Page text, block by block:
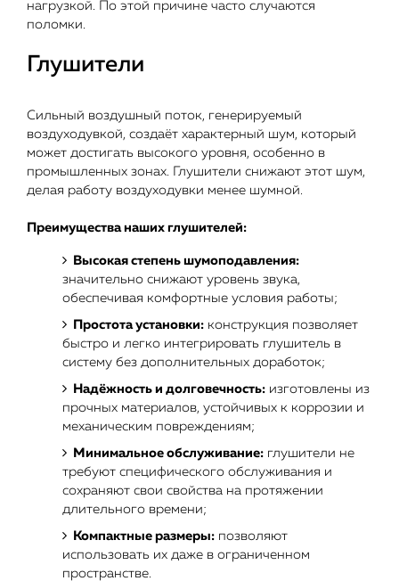
нагрузкой. По этой причине часто случаются
поломки.
Глушители
Сильный воздушный поток, генерируемый
воздуходувкой, создаёт характерный шум, который
может достигать высокого уровня, особенно в
промышленных зонах. Глушители снижают этот шум,
делая работу воздуходувки менее шумной.
Преимущества наших глушителей:
Высокая степень шумоподавления:
значительно снижают уровень звука,
обеспечивая комфортные условия работы;
Простота установки: конструкция позволяет
быстро и легко интегрировать глушитель в
систему без дополнительных доработок;
Надёжность и долговечность: изготовлены из
прочных материалов, устойчивых к коррозии и
механическим повреждениям;
Минимальное обслуживание: глушители не
требуют специфического обслуживания и
сохраняют свои свойства на протяжении
длительного времени;
Компактные размеры: позволяют
использовать их даже в ограниченном
пространстве.